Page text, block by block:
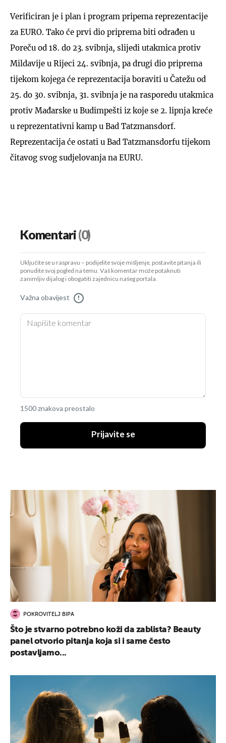
Verificiran je i plan i program pripema reprezentacije
za EURO. Tako će prvi dio priprema biti odrađen u
Poreču od 18. do 23. svibnja, slijedi utakmica protiv
Mildavije u Rijeci 24. svibnja, pa drugi dio priprema
tijekom kojega će reprezentacija boraviti u Čatežu od
25. do 30. svibnja, 31. svibnja je na rasporedu utakmica
protiv Mađarske u Budimpešti iz koje se 2. lipnja kreće
u reprezentativni kamp u Bad Tatzmansdorf.
Reprezentacija će ostati u Bad Tatzmansdorfu tijekom
čitavog svog sudjelovanja na EURU.
Komentari(0)
Uključite se u raspravu – podijelite svoje mišljenje, postavite pitanja ili
ponudite svoj pogled na temu. Vaš komentar može potaknuti
zanimljiv dijalog i obogatiti zajednicu našeg portala.
Važna obavijest !
1500 znakova preostalo
Prijavite se
POKROVITELJ BIPA
Što je stvarno potrebno koži da zablista? Beauty
panel otvorio pitanja koja si i same često
postavljamo...